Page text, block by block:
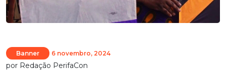
Banner 6 novembro, 2024
por Redação PerifaCon